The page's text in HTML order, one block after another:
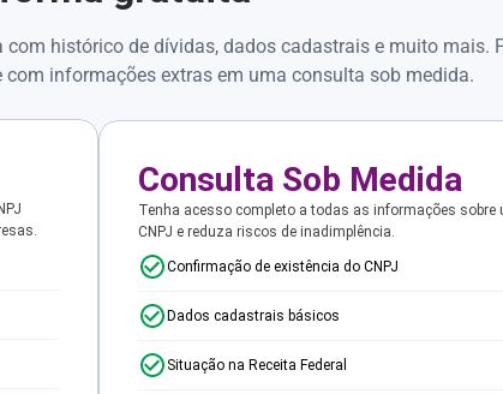
com histórico de dívidas, dados cadastrais e muito mais.
informações extras em uma consulta sob medida.
Consulta Sob Medida
Tenha acesso completo a todas as informações sobre
CNPJ e reduza riscos de inadimplência.
Confirmação de existência do CNPJ
Dados cadastrais básicos
Situação na Receita Federal